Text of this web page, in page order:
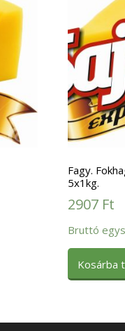
Fagy.
5x1kg.
2907 Ft
Bruttó
Kosárba